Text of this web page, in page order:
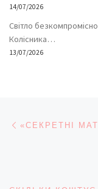
14/07/2026
Світло
Колісника…
13/07/2026
Навігація